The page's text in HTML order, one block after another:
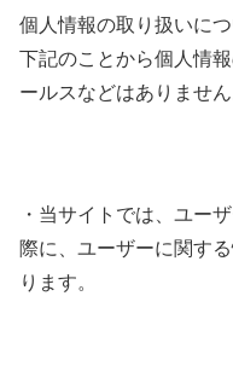
個人情報の取り扱いに
下記のことから個人情
ールスなどはありません
・当サイトでは、ユー
際に、ユーザーに関す
ります。